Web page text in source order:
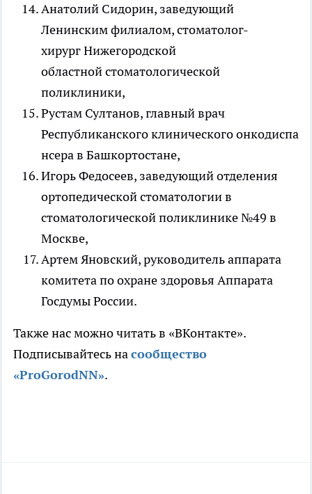
Анатолий Сидорин, заведующий
Ленинским филиалом, стоматолог-
хирург Нижегородской
областной стоматологической
поликлиники,
Рустам Султанов, главный врач
Республиканского клинического онкодиспа
нсера в Башкортостане,
Игорь Федосеев, заведующий отделения
ортопедической стоматологии в
стоматологической поликлинике №49 в
Москве,
Артем Яновский, руководитель аппарата
комитета по охране здоровья Аппарата
Госдумы России.
Также нас можно читать в «ВКонтакте».
Подписывайтесь насообщество
«ProGorodNN».